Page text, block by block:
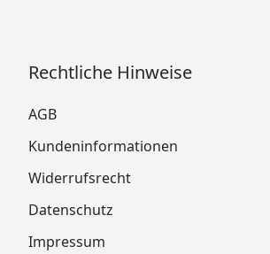
Rechtliche Hinweise
AGB
Kundeninformationen
Widerrufsrecht
Datenschutz
Impressum